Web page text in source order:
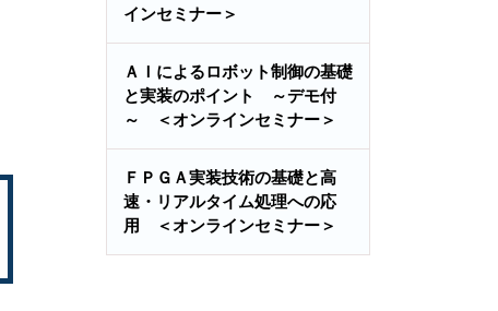
インセミナー＞
ＡＩによるロボット制御の基礎
と実装のポイント ～デモ付
～ ＜オンラインセミナー＞
ＦＰＧＡ実装技術の基礎と高
速・リアルタイム処理への応
用 ＜オンラインセミナー＞